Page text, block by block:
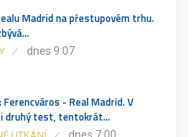
Madrid na přestupovém trhu.
dnes 9:07
Ferencváros - Real Madrid. V
druhý test, tentokrát…